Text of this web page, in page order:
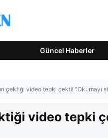
Güncel Haberler
çektiği video tepki çekti! “Okumayı
video tepki